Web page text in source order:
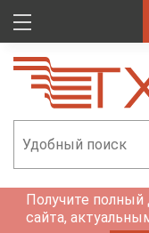
Получите
сайта,